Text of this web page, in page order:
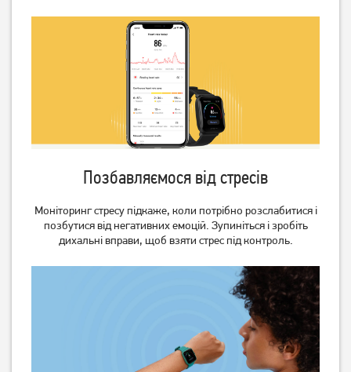
Смарт-годинник AmiGo
GO007 FLEXI GPS Black
GO007 FLEXI GPS Blue
749грн
Немає в наявності
Смарт-годинник Gelius Pro
GP-SW008 Grey
1 549грн
Немає в наявності
Позбавляємося від стресів
Моніторинг стресу підкаже, коли потрібно розслабитися і
позбутися від негативних емоцій. Зупиніться і зробіть
дихальні вправи, щоб взяти стрес під контроль.